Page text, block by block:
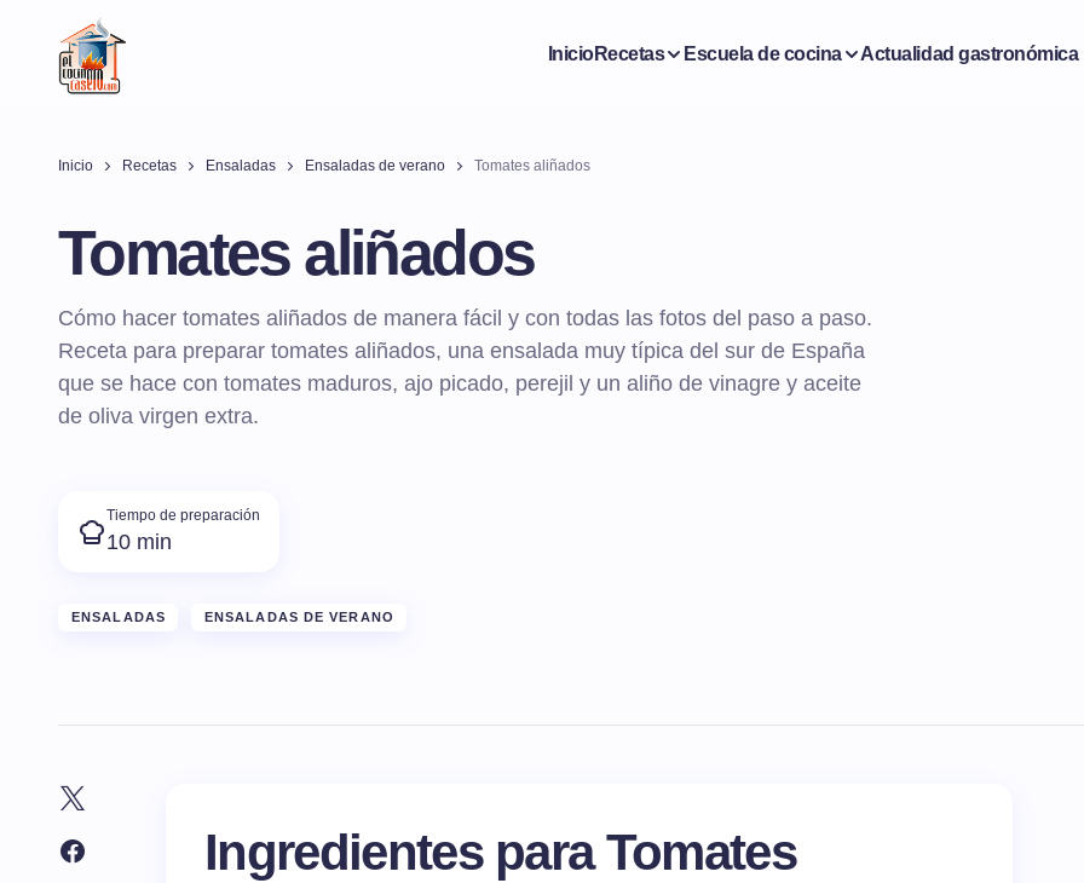
InicioRecetas Escuela de cocina Actualidad gastronómica
Inicio Recetas Ensaladas Ensaladas de verano Tomates aliñados
Tomates aliñados
Cómo hacer tomates aliñados de manera fácil y con todas las fotos del paso a paso.
Receta para preparar tomates aliñados, una ensalada muy típica del sur de España
que se hace con tomates maduros, ajo picado, perejil y un aliño de vinagre y aceite
de oliva virgen extra.
Tiempo de preparación
10 min
ENSALADAS ENSALADAS DE VERANO
Ingredientes para Tomates